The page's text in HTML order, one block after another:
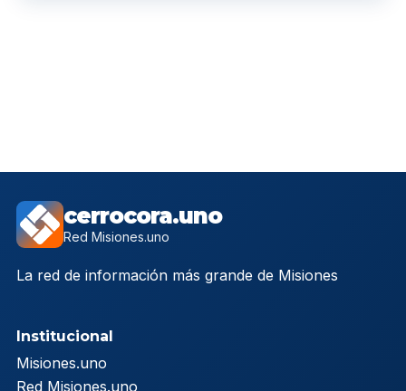
cerrocora.uno
Red Misiones.uno
La red de información más grande de Misiones
Institucional
Misiones.uno
Red Misiones.uno